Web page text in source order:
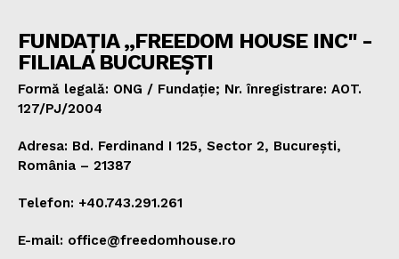
FUNDAȚIA „FREEDOM HOUSE INC" -
FILIALA BUCUREȘTI
Formă legală: ONG / Fundație; Nr. înregistrare: AOT.
127/PJ/2004
Adresa: Bd. Ferdinand I 125, Sector 2, București,
România – 21387
Telefon: +40.743.291.261
E-mail: office@freedomhouse.ro